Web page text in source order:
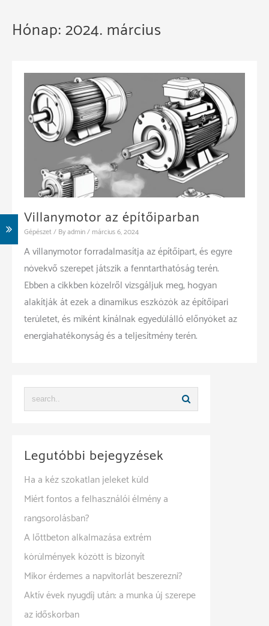
Hónap:2024. március
Villanymotor az építőiparban
Gépészet/ Byadmin/március 6, 2024
A villanymotor forradalmasítja az építőipart, és egyre
növekvő szerepet játszik a fenntarthatóság terén.
Ebben a cikkben közelről vizsgáljuk meg, hogyan
alakítják át ezek a dinamikus eszközök az építőipari
területet, és miként kínálnak egyedülálló előnyöket az
energiahatékonyság és a teljesítmény terén.
Legutóbbi bejegyzések
Ha a kéz szokatlan jeleket küld
Miért fontos a felhasználói élmény a
rangsorolásban?
A lőttbeton alkalmazása extrém
körülmények között is bizonyít
Mikor érdemes a napvitorlát beszerezni?
Aktív évek nyugdíj után: a munka új szerepe
az időskorban